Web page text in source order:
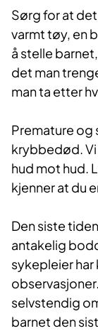
Sørg for at
varmt tøy, en
å stelle
det man
man ta etter
Premature og
krybbedød.
hud mot hud.
kjenner at du
Den siste
antakelig
sykepleier har
selvstendig
barnet den